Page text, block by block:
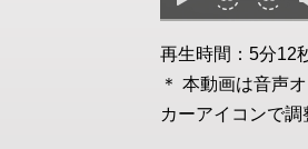
再生時間：5分12
＊ 本動画は音声
カーアイコンで調